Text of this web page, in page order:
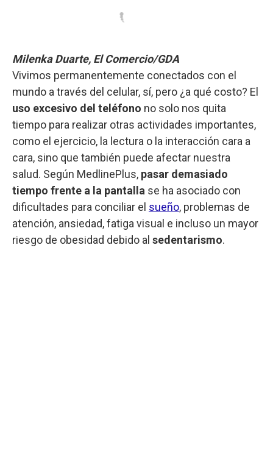
Milenka Duarte, El Comercio/GDA
Vivimos permanentemente conectados con el
mundo a través del celular, sí, pero ¿a qué costo? El
uso excesivo del teléfono no solo nos quita
tiempo para realizar otras actividades importantes,
como el ejercicio, la lectura o la interacción cara a
cara, sino que también puede afectar nuestra
salud. Según MedlinePlus, pasar demasiado
tiempo frente a la pantalla se ha asociado con
dificultades para conciliar el sueño, problemas de
atención, ansiedad, fatiga visual e incluso un mayor
riesgo de obesidad debido al sedentarismo.